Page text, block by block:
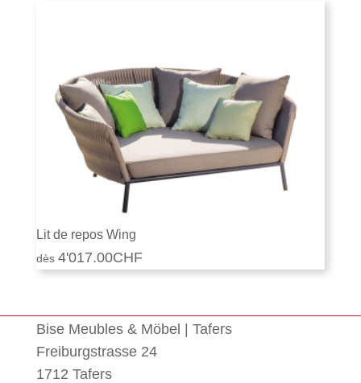
Lit de repos Wing
4'017.00CHF
Bise Meubles & Möbel | Tafers
Freiburgstrasse 24
1712 Tafers